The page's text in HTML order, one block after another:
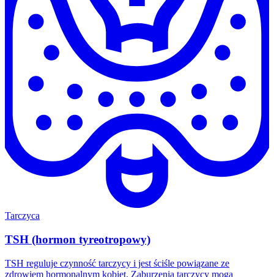
Tarczyca
TSH (hormon tyreotropowy)
TSH reguluje czynność tarczycy i jest ściśle powiązane ze
zdrowiem hormonalnym kobiet. Zaburzenia tarczycy mogą